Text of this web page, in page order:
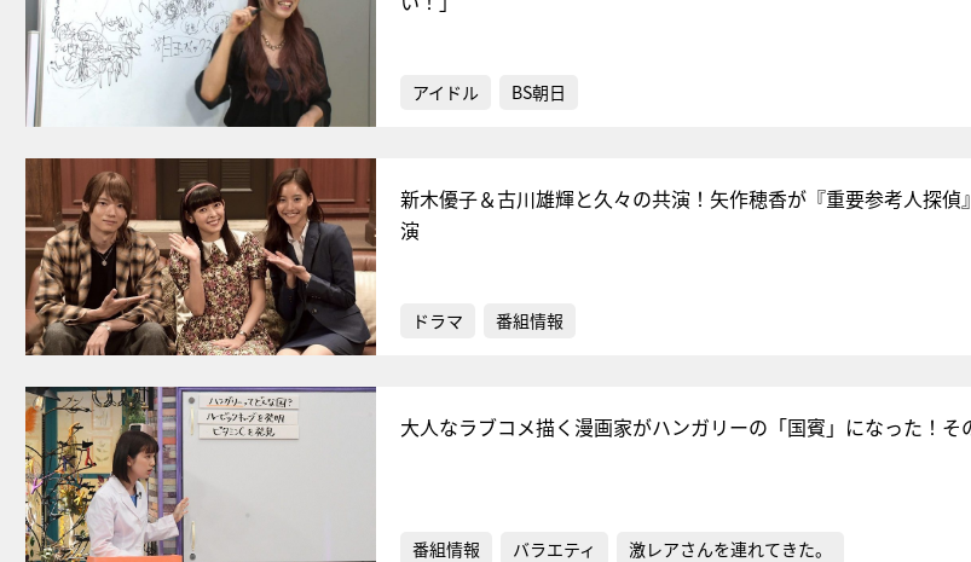
アイドル BS朝日
新木優子＆古川雄輝と久々の共演！矢作穂香が『重要参考人探偵
演
ドラマ 番組情報
大人なラブコメ描く漫画家がハンガリーの「国賓」になった！そ
番組情報 バラエティ 激レアさんを連れてきた。